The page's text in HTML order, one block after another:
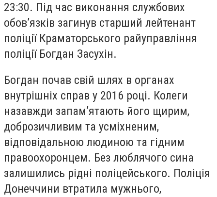
23:30. Під час виконання службових
обов’язків загинув старший лейтенант
поліції Краматорського райуправління
поліції Богдан Засухін.
Богдан почав свій шлях в органах
внутрішніх справ у 2016 році. Колеги
назавжди запам’ятають його щирим,
доброзичливим та усміхненим,
відповідальною людиною та гідним
правоохоронцем. Без люблячого сина
залишились рідні поліцейського. Поліція
Донеччини втратила мужнього,